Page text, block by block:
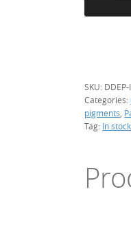
SKU:
Categories:
pigments
Tag: In stock